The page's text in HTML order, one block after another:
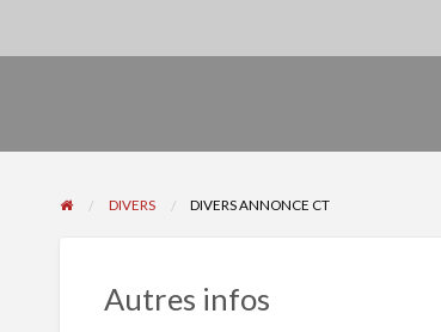
DIVERS DIVERS ANNONCE CT
Autres infos